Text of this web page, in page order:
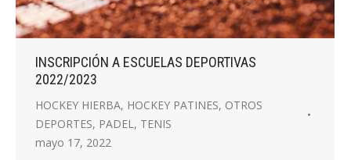
INSCRIPCIÓN A ESCUELAS DEPORTIVAS
2022/2023
HOCKEY HIERBA, HOCKEY PATINES, OTROS
DEPORTES, PADEL, TENIS
mayo 17, 2022